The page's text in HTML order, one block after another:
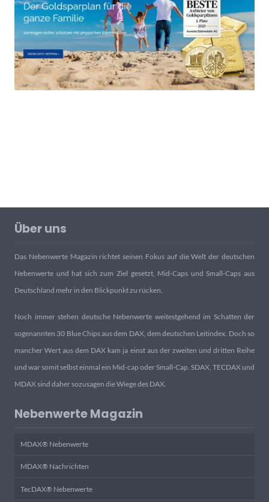
Über uns
Das Nebenwerte Magazin richtet seinen Fokus auf die Welt der deutschen
Nebenwerte und hat sich zum Ziel gesetzt, Mid-Caps und Small-Caps aus
Deutschland mehr in den Blickpunkt zu rücken.
Noch immer stehen deutsche Nebenwerte weitestgehend im Schatten der
sogenannten 30 Blue Chips aus dem DAX, dem deutschen Leitindex. Doch so
mancher Wert aus dem DAX kam ja einst aus der zweiten und dritten Reihe
und war somit selbst einmal ein Mid-cap oder Small-Cap. SDAX, TECDAX und
MDAX sind daher sozusagen die Wiege des DAX.
Nebenwerte Magazin
MDAX® Nebenwerte
MDAX® Nachrichten
TecDAX® Nebenwerte